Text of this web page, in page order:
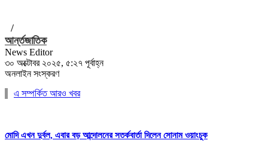
/
আর্ন্তজাতিক
News Editor
৩০ অক্টোবর ২০২৫, ৫:২৭ পূর্বাহ্ন
অনলাইন সংস্করণ
এ সম্পর্কিত আরও খবর
মোদি এখন দুর্বল, এবার বড় আন্দোলনের সতর্কবার্তা দিলেন সোনাম ওয়াংচুক